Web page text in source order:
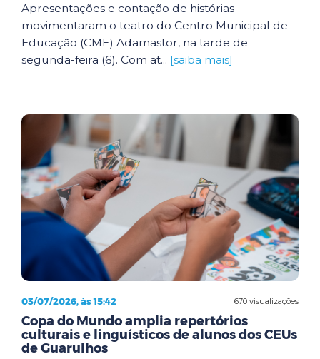
Apresentações e contação de histórias
movimentaram o teatro do Centro Municipal de
Educação (CME) Adamastor, na tarde de
segunda-feira (6). Com at... [saiba mais]
670 visualizações
03/07/2026, às 15:42
Copa do Mundo amplia repertórios
culturais e linguísticos de alunos dos CEUs
de Guarulhos